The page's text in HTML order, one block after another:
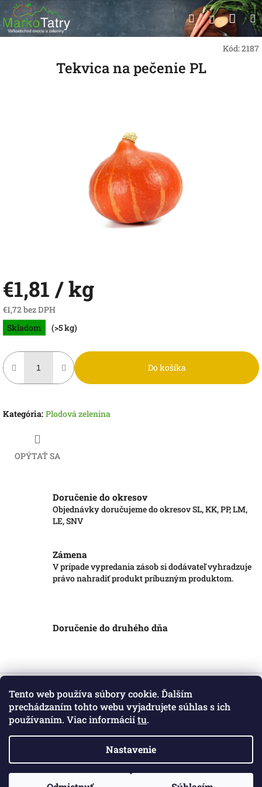
Tento web používa súbory cookie. Ďalším
prechádzaním tohto webu vyjadrujete súhlas s ich
používaním. Viac informáciítu.
Nastavenie
Prejsť
na
obsah
Hľadať
Kód:2187
Tekvica na pečenie PL
€1,81 / kg
€1,72 bez DPH
Jednotková
cena:
Skladom (>5 kg)
Do košíka
Kategória: Plodová zelenina
OPÝTAŤ SA
Doručenie do okresov
Objednávky doručujeme do okresov SL, KK, PP, LM,
LE, SNV
Zámena
V prípade vypredania zásob si dodávateľ vyhradzuje
právo nahradiť produkt príbuzným produktom.
Doručenie do druhého dňa
Z
Informácie pre vás
Obchodné podmienky
Copyright 2026 . Všetky práva vyhradené.